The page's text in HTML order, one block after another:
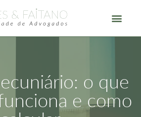
o que
e como